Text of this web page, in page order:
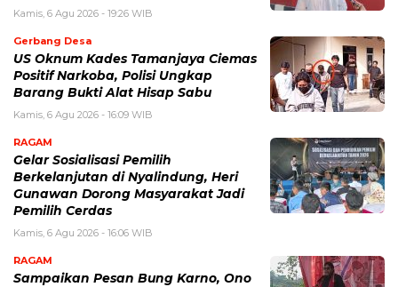
Kamis, 6 Agu 2026 - 19:26 WIB
Gerbang Desa
US Oknum Kades Tamanjaya Ciemas
Positif Narkoba, Polisi Ungkap
Barang Bukti Alat Hisap Sabu
Kamis, 6 Agu 2026 - 16:09 WIB
RAGAM
Gelar Sosialisasi Pemilih
Berkelanjutan di Nyalindung, Heri
Gunawan Dorong Masyarakat Jadi
Pemilih Cerdas
Kamis, 6 Agu 2026 - 16:06 WIB
RAGAM
Sampaikan Pesan Bung Karno, Ono